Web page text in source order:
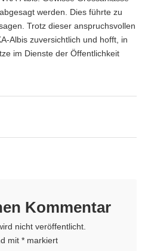
werden. Dies führte zu
Trotz dieser anspruchsvollen
Albis zuversichtlich und hofft, in
im Dienste der Öffentlichkeit
Kommentar
nicht veröffentlicht.
mit * markiert